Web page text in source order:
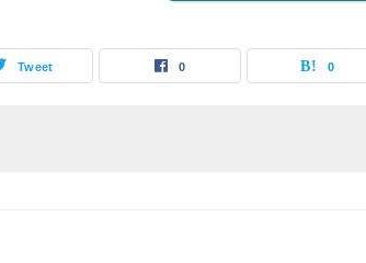
Tweet 0 0